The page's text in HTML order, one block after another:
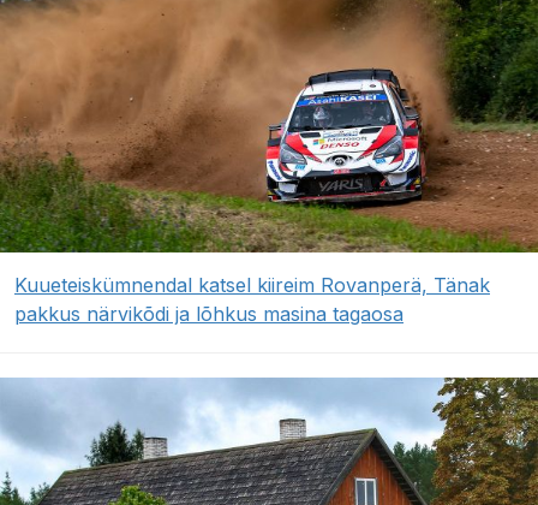
Kuueteiskümnendal katsel kiireim Rovanperä, Tänak
pakkus närvikõdi ja lõhkus masina tagaosa